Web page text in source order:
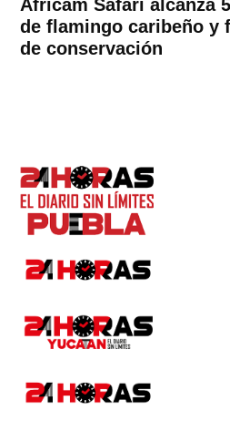
Africam Safari alcanza
de flamingo caribeño y
de conservación